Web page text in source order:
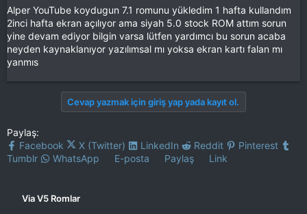
Alper YouTube koydugun 7.1 romunu yükledim 1 hafta kullandım
2inci hafta ekran açılıyor ama siyah 5.0 stock ROM attım sorun
yine devam ediyor bilgin varsa lütfen yardımcı bu sorun acaba
neyden kaynaklanıyor yazılımsal mı yoksa ekran kartı falan mı
yanmıs
Cevap yazmak için giriş yap yada kayıt ol.
Paylaş:
Facebook
X (Twitter) LinkedIn Reddit
Pinterest
Tumblr
WhatsApp E-posta Paylaş Link
Via V5 Romlar